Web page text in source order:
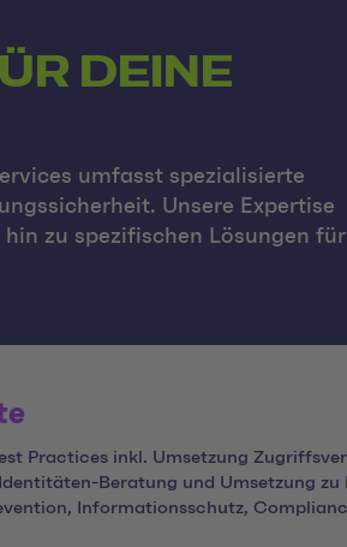
DEINE
umfasst spezialisierte
Unsere Expertise
zu spezifischen Lösungen für
Practices inkl. Umsetzung
Beratung und Umsetzung zu
Informationsschutz,